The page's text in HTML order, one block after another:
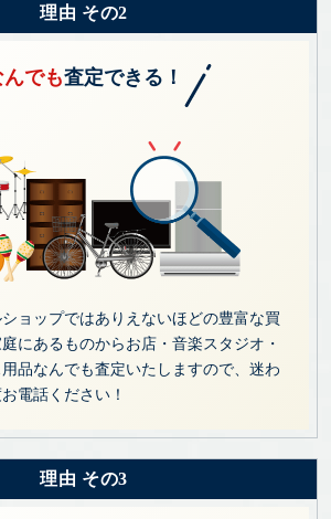
理由 その2
んでも査定できる！
ョップではありえないほどの豊富な買
にあるものからお店・音楽スタジオ・
品なんでも査定いたしますので、迷わ
電話ください！
理由 その3